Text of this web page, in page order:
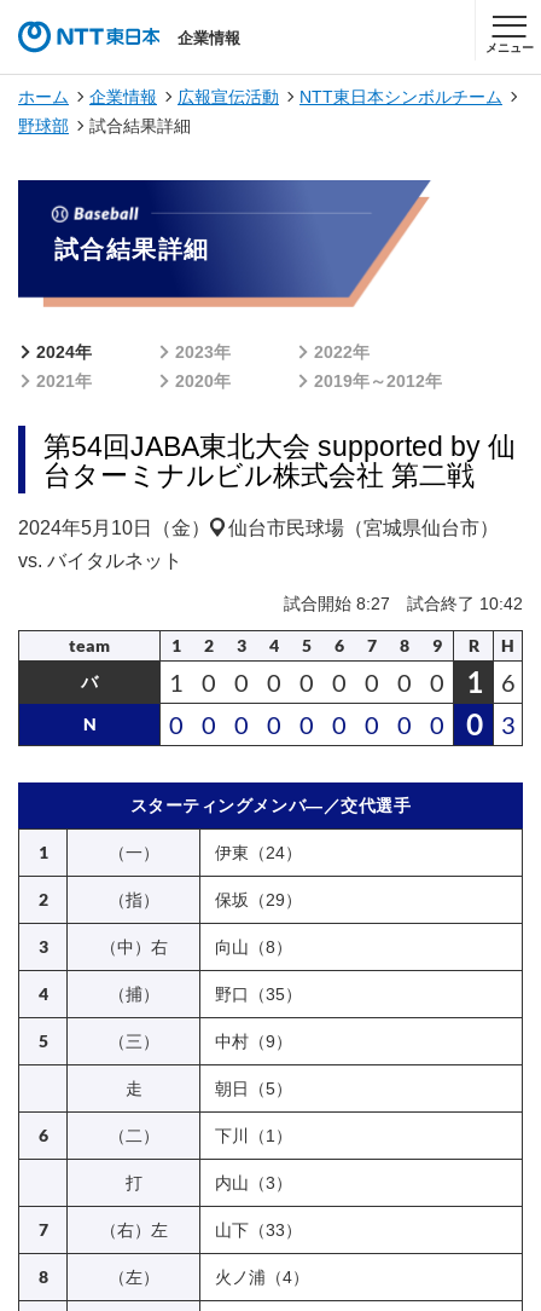
企業情報
メニュー
ホーム 企業情報 広報宣伝活動
NTT東日本シンボルチーム
野球部
試合結果詳細
試合結果詳細
2024年 2023年
2022年
2021年
2020年 2019年～2012年
第54回JABA東北大会 supported by 仙
台ターミナルビル株式会社 第二戦
2024年5月10日（金）
仙台市民球場（宮城県仙台市）
vs. バイタルネット
試合開始 8:27 試合終了 10:42
team 1 2 3 4 5 6 7 8 9 R
H
バ
1 0 0 0 0 0 0 0 0 1 6
N 0 0 0 0 0 0 0 0 0 0 3
スターティングメンバ―／交代選手
1 （一） 伊東（24）
2 （指） 保坂（29）
3 （中）右 向山（8）
4 （捕） 野口（35）
5 （三） 中村（9）
走 朝日（5）
6 （二） 下川（1）
打 内山（3）
7 （右）左 山下（33）
8 （左） 火ノ浦（4）